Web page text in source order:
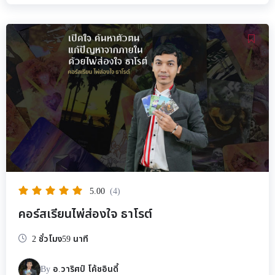
5.00 (4)
คอร์สเรียนไพ่ส่องใจ ธาโรต์
2 ชั่วโมง59 นาที
By อ.วาริศป์ โค้ชอินดี้